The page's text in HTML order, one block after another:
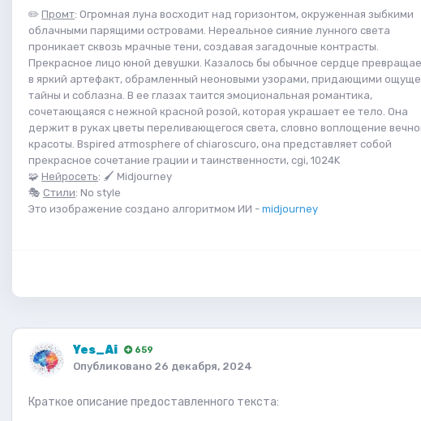
✏️ Промт: Огромная луна восходит над горизонтом, окруженная зыбкими
облачными парящими островами. Нереальное сияние лунного света
проникает сквозь мрачные тени, создавая загадочные контрасты.
Прекрасное лицо юной девушки. Казалось бы обычное сердце
в яркий артефакт, обрамленный неоновыми узорами, придающими
тайны и соблазна. В ее глазах таится эмоциональная романтика,
сочетающаяся с нежной красной розой, которая украшает ее тело. Она
держит в руках цветы переливающегося света, словно воплощение
красоты. Вspirеd атmosрhere of chiaroscuro, она представляет собой
прекрасное сочетание грации и таинственности, cgi, 1024K
🧩 Нейросеть: 🖌 Midjourney
🎭 Стили: No style
Это изображение создано алгоритмом ИИ - midjourney
Yes_Ai 659
Опубликовано 26 декабря, 2024
Краткое описание предоставленного текста: